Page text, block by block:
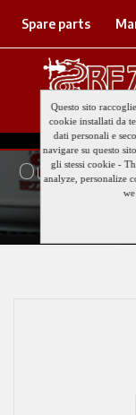
Spare parts
Questo sito
cookie installati da
dati personali e
navigare su questo
gli stessi cookie -
analyze, personalize
Our full